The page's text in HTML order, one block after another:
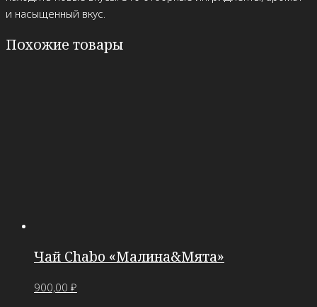
и насыщенный вкус.
Похожие товары
Чай Chabo «Малина&Мята»
900,00 ₽